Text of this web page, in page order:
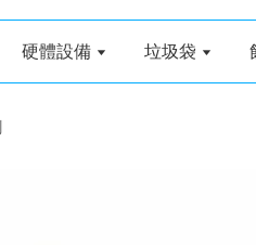
硬體設備 垃圾袋